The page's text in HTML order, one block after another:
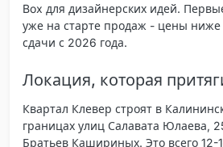
Box для дизайнерских идей.
уже на старте продаж - цены
сдачи с 2026 года.
Локация, которая
Квартал Клевер строят в
границах улиц Салавата Юлаева,
Братьев Кашириных. Это всего 12-